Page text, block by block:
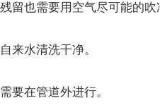
留也需要用空气尽可能的吹
来水清洗干净。
要在管道外进行。